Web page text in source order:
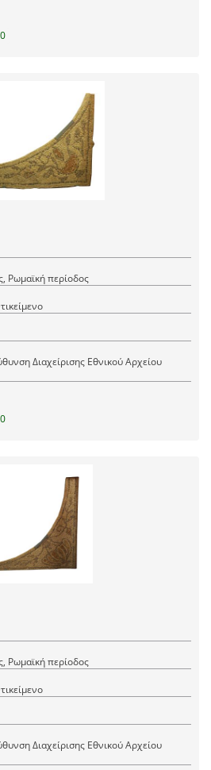
Ρωμαϊκή περίοδος
Διαχείρισης Εθνικού Αρχείου
Ρωμαϊκή περίοδος
Διαχείρισης Εθνικού Αρχείου